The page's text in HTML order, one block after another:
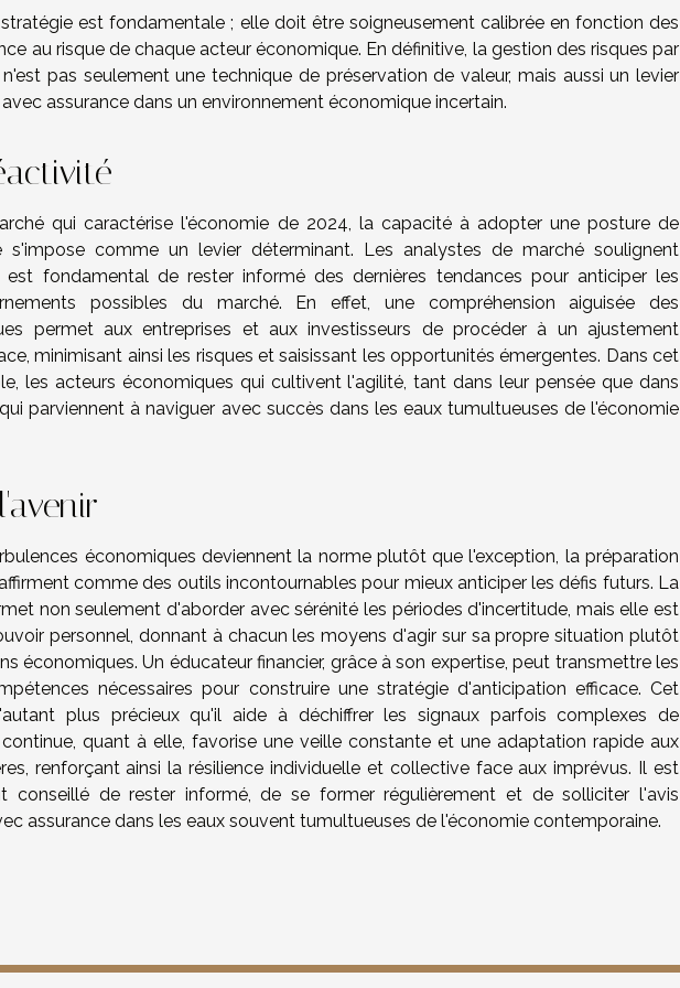
est fondamentale ; elle doit être soigneusement calibrée en fonction des
au risque de chaque acteur économique. En définitive, la gestion des risques par
pas seulement une technique de préservation de valeur, mais aussi un levier
assurance dans un environnement économique incertain.
qui caractérise l'économie de 2024, la capacité à adopter une posture de
comme un levier déterminant. Les analystes de marché soulignent
est fondamental de rester informé des dernières tendances pour anticiper les
possibles du marché. En effet, une compréhension aiguisée des
permet aux entreprises et aux investisseurs de procéder à un ajustement
minimisant ainsi les risques et saisissant les opportunités émergentes. Dans cet
les acteurs économiques qui cultivent l'agilité, tant dans leur pensée que dans
parviennent à naviguer avec succès dans les eaux tumultueuses de l'économie
économiques deviennent la norme plutôt que l'exception, la préparation
comme des outils incontournables pour mieux anticiper les défis futurs. La
non seulement d'aborder avec sérénité les périodes d'incertitude, mais elle est
personnel, donnant à chacun les moyens d'agir sur sa propre situation plutôt
économiques. Un éducateur financier, grâce à son expertise, peut transmettre les
nécessaires pour construire une stratégie d'anticipation efficace. Cet
plus précieux qu'il aide à déchiffrer les signaux parfois complexes de
quant à elle, favorise une veille constante et une adaptation rapide aux
renforçant ainsi la résilience individuelle et collective face aux imprévus. Il est
conseillé de rester informé, de se former régulièrement et de solliciter l'avis
assurance dans les eaux souvent tumultueuses de l'économie contemporaine.